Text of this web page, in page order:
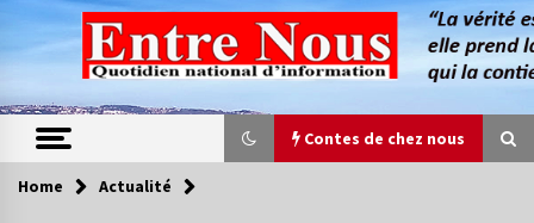
content
Contes de chez nous
Contes de chez nous
Home Actualité